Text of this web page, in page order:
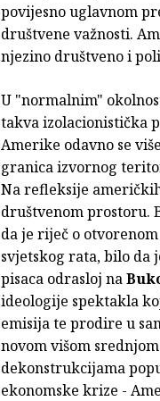
povijesno uglavnom
društvene važnosti.
njezino društveno i
U "normalnim"
takva izolacionistička
Amerike odavno se
granica izvornog
Na refleksije
društvenom prostoru.
da je riječ o
svjetskog rata, bilo
pisaca odrasloj na
ideologije spektakla
emisija te prodire u
novom višom
dekonstrukcijama
ekonomske krize -